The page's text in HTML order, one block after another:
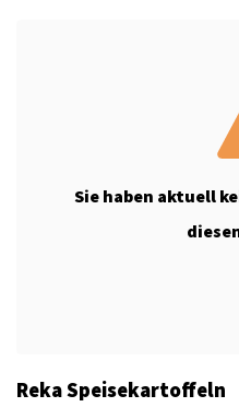
Sie haben aktuell
Reka Speisekartoffeln